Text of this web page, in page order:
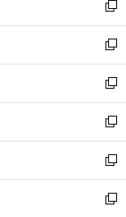
で
開
く
ド
ウ
で
開
く
新
し
い
ウ
ィ
ン
ド
ウ
で
開
く
新
し
い
ウ
ィ
ン
ド
ウ
で
新
し
い
ウ
ィ
ン
ド
新
し
い
ウ
ィ
新
し
い
新